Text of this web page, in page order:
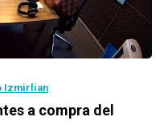
Izmirlian
a compra del